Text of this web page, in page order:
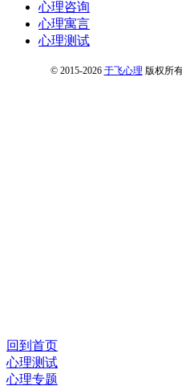
心理咨询
心理寓言
心理测试
© 2015-2026 于飞心理 版权所
回到首页
心理测试
心理专题